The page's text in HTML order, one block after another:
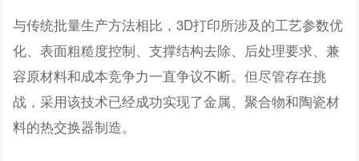
与传统批量生产方法相比，3D打印所涉及的工艺参数优
化、表面粗糙度控制、支撑结构去除、后处理要求、兼
容原材料和成本竞争力一直争议不断。但尽管存在挑
战，采用该技术已经成功实现了金属、聚合物和陶瓷材
料的热交换器制造。